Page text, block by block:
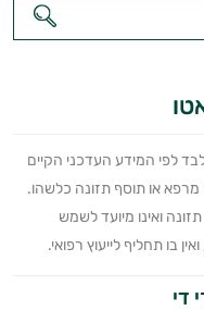
לפי המידע העדכני הקיים
מרפא או תוסף תזונה כלשהו.
ואינו מיועד לשמש
בו תחליף לייעוץ רפואי.
די